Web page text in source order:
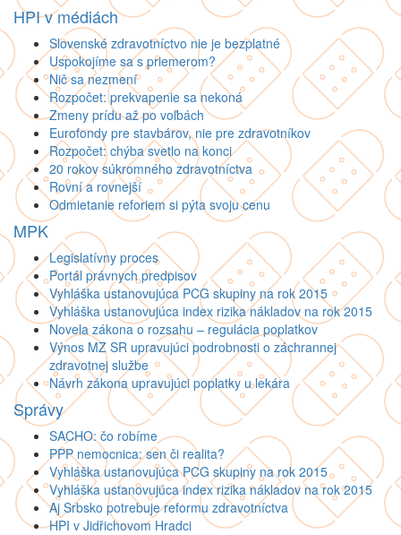
HPI v médiách
Slovenské zdravotníctvo nie je bezplatné
Uspokojíme sa s priemerom?
Nič sa nezmení
Rozpočet: prekvapenie sa nekoná
Zmeny prídu až po voľbách
Eurofondy pre stavbárov, nie pre zdravotníkov
Rozpočet: chýba svetlo na konci
20 rokov súkromného zdravotníctva
Rovní a rovnejší
Odmietanie reforiem si pýta svoju cenu
MPK
Legislatívny proces
Portál právnych predpisov
Vyhláška ustanovujúca PCG skupiny na rok 2015
Vyhláška ustanovujúca index rizika nákladov na rok 2015
Novela zákona o rozsahu – regulácia poplatkov
Výnos MZ SR upravujúci podrobnosti o záchrannej
zdravotnej službe
Návrh zákona upravujúci poplatky u lekára
Správy
SACHO: čo robíme
PPP nemocnica: sen či realita?
Vyhláška ustanovujúca PCG skupiny na rok 2015
Vyhláška ustanovujúca index rizika nákladov na rok 2015
Aj Srbsko potrebuje reformu zdravotníctva
HPI v Jidřichovom Hradci